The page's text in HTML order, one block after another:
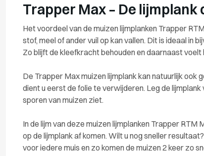
Trapper Max – De
Het voordeel van de muizen lijmplanken Trapper
stof, meel of ander vuil op kan vallen. Dit is ideaal in
Zo blijft de kleefkracht behouden en daarnaast voelt
De Trapper Max muizen lijmplank kan natuurlijk ook
dient u eerst de folie te verwijderen. Leg de
sporen van muizen ziet.
In de lijm van deze muizen lijmplanken Trapper
op de lijmplank af komen. Wilt u nog sneller
voor iedere muis en zo komen de muizen 2 keer zo